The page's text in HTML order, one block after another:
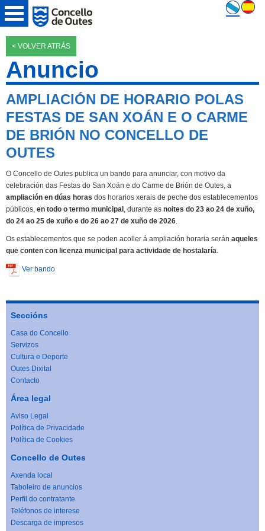
< VOLVER ATRÁS
Anuncio
AMPLIACIÓN DE HORARIO POLAS
FESTAS DE SAN XOÁN E O CARME
DE BRIÓN NO CONCELLO DE
OUTES
O Concello de Outes publica un bando para anunciar, con motivo da
celebración das Festas do San Xoán e do Carme de Brión de Outes, a
ampliación en dúas horas dos horarios xerais de peche dos establecementos
públicos, en todo o termo municipal , durante as noites do 23 ao 24 de xuño,
do 24 ao 25 de xuño e do 26 ao 27 de xuño de 2026.
Os establecementos que se poden acoller á ampliación horaria serán aqueles
que conten con licenza municipal para actividade de hostalaría.
Ver bando
Seccións
Casa do Concello
Servizos
Cultura e Deporte
Outes Dixital
Contacto
Área legal
Aviso Legal
Política de Privacidade
Política de Cookies
Concello de Outes
Axenda local
Taboleiro de anuncios
Perfil do contratante
Teléfonos de interese
Descarga de impresos